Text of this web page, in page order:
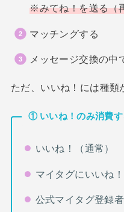
※みてね！を送る（
マッチングする
メッセージ交換の中
ただ、いいね！には種類
① いいね！のみ消費す
いいね！（通常）
マイタグにいいね！
公式マイタグ登録